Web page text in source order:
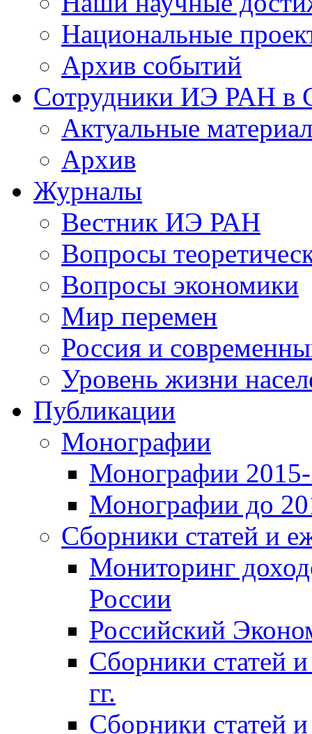
Национальные
Архив событий
Сотрудники ИЭ РАН
Актуальные
Архив
Журналы
Вестник ИЭ РАН
Вопросы
Вопросы экономики
Мир перемен
Россия и
Уровень жизни
Публикации
Монографии
Монографии 2015-
Монографии до
Сборники статей и
Мониторинг
России
Российский
Сборники статей
гг.
Сборники статей